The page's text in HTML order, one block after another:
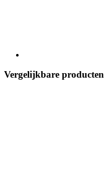
Vergelijkbare producten